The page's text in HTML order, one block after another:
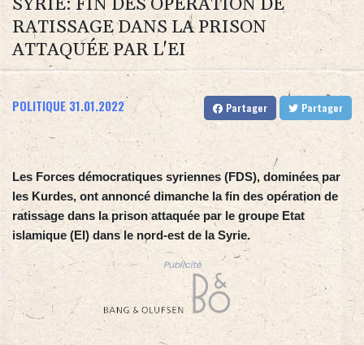
SYRIE: FIN DES OPÉRATION DE
RATISSAGE DANS LA PRISON
ATTAQUÉE PAR L'EI
POLITIQUE 31.01.2022 Partager Partager
Les Forces démocratiques syriennes (FDS), dominées par
les Kurdes, ont annoncé dimanche la fin des opération de
ratissage dans la prison attaquée par le groupe Etat
islamique (EI) dans le nord-est de la Syrie.
Publicité